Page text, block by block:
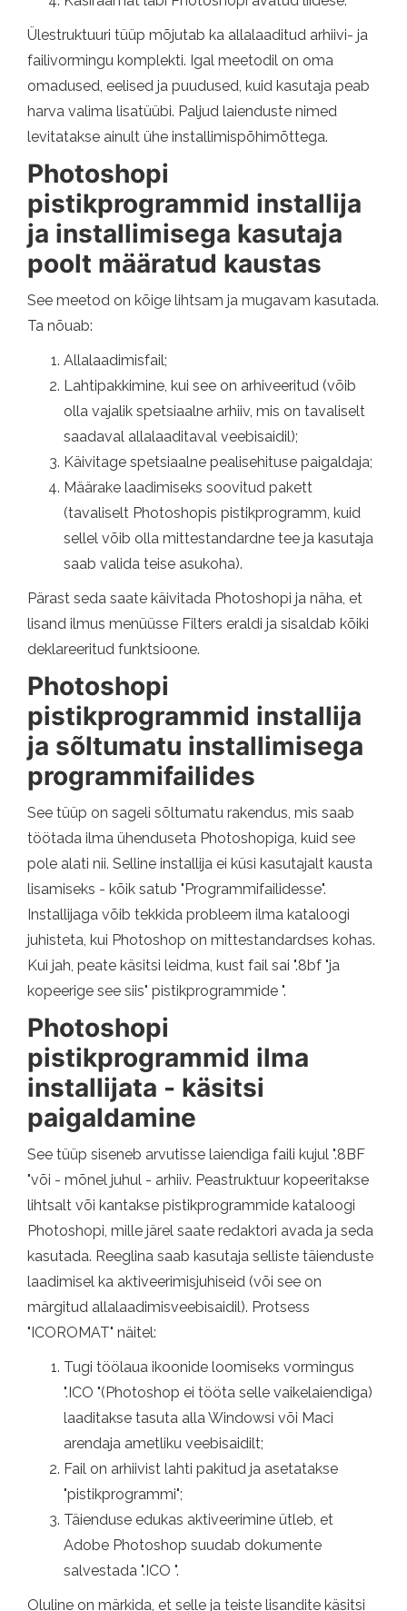
Ülestruktuuri tüüp mõjutab ka allalaaditud arhiivi- ja
failivormingu komplekti. Igal meetodil on oma
omadused, eelised ja puudused, kuid kasutaja peab
harva valima lisatüübi. Paljud laienduste nimed
levitatakse ainult ühe installimispõhimõttega.
Photoshopi
pistikprogrammid installija
ja installimisega kasutaja
poolt määratud kaustas
See meetod on kõige lihtsam ja mugavam kasutada.
Ta nõuab:
Allalaadimisfail;
Lahtipakkimine, kui see on arhiveeritud (võib
olla vajalik spetsiaalne arhiiv, mis on tavaliselt
saadaval allalaaditaval veebisaidil);
Käivitage spetsiaalne pealisehituse paigaldaja;
Määrake laadimiseks soovitud pakett
(tavaliselt Photoshopis pistikprogramm, kuid
sellel võib olla mittestandardne tee ja kasutaja
saab valida teise asukoha).
Pärast seda saate käivitada Photoshopi ja näha, et
lisand ilmus menüüsse Filters eraldi ja sisaldab kõiki
deklareeritud funktsioone.
Photoshopi
pistikprogrammid installija
ja sõltumatu installimisega
programmifailides
See tüüp on sageli sõltumatu rakendus, mis saab
töötada ilma ühenduseta Photoshopiga, kuid see
pole alati nii. Selline installija ei küsi kasutajalt kausta
lisamiseks - kõik satub "Programmifailidesse".
Installijaga võib tekkida probleem ilma kataloogi
juhisteta, kui Photoshop on mittestandardses kohas.
Kui jah, peate käsitsi leidma, kust fail sai ".8bf "ja
kopeerige see siis" pistikprogrammide ".
Photoshopi
pistikprogrammid ilma
installijata - käsitsi
paigaldamine
See tüüp siseneb arvutisse laiendiga faili kujul ".8BF
"või - mõnel juhul - arhiiv. Peastruktuur kopeeritakse
lihtsalt või kantakse pistikprogrammide kataloogi
Photoshopi, mille järel saate redaktori avada ja seda
kasutada. Reeglina saab kasutaja selliste täienduste
laadimisel ka aktiveerimisjuhiseid (või see on
märgitud allalaadimisveebisaidil). Protsess
"ICOROMAT" näitel:
Tugi töölaua ikoonide loomiseks vormingus
".ICO "(Photoshop ei tööta selle vaikelaiendiga)
laaditakse tasuta alla Windowsi või Maci
arendaja ametliku veebisaidilt;
Fail on arhiivist lahti pakitud ja asetatakse
"pistikprogrammi";
Täienduse edukas aktiveerimine ütleb, et
Adobe Photoshop suudab dokumente
salvestada ".ICO ".
Oluline on märkida, et selle ja teiste lisandite käsitsi